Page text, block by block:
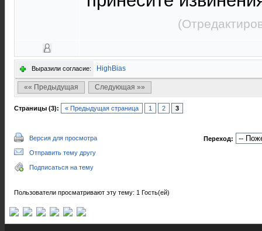
Выразили согласие: HighBias
«« Предыдущая Следующая »»
Страницы (3): « Предыдущая страница 1 2 3
Версия для просмотра
Отправить тему другу
Подписаться на тему
Переход:
Пользователи просматривают эту тему: 1 Гость(ей)